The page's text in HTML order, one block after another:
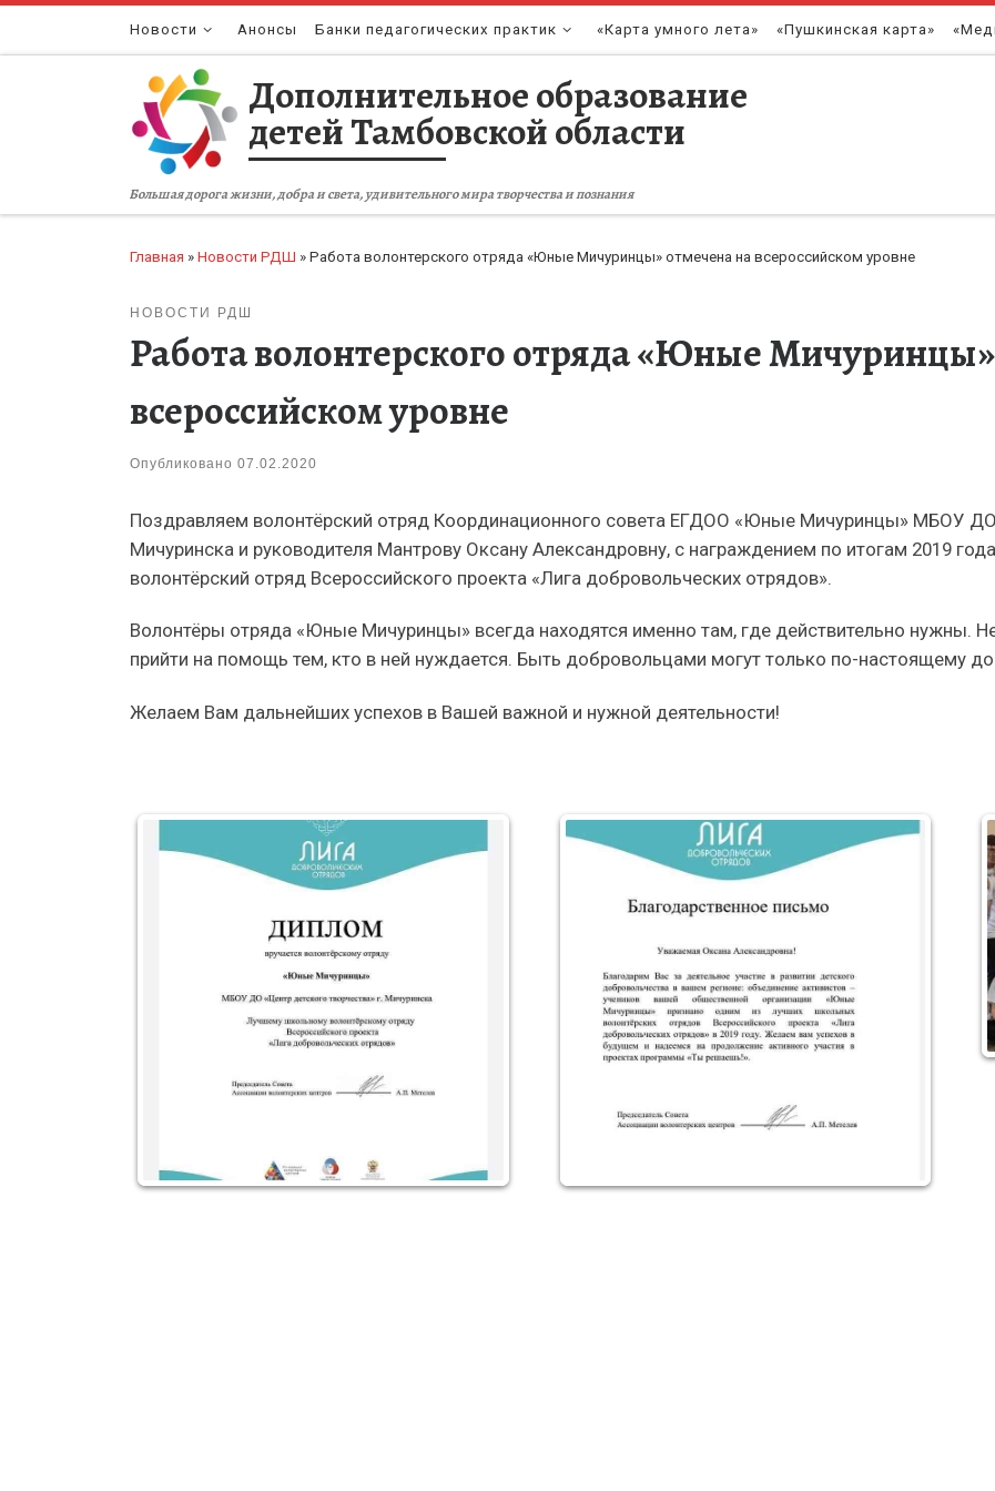
Перейти к содержимому
Новости Анонсы Банки педагогических практик «Карта умного лета» «Пушкинская карта»
Дополнительное образование
детей Тамбовской области
Большая дорога жизни, добра и света, удивительного мира творчества и познания
Главная » Новости РДШ » Работа волонтерского отряда «Юные Мичуринцы» отмечена на всероссийском уровне
НОВОСТИ РДШ
Работа волонтерского отряда «Юные
всероссийском уровне
Опубликовано 07.02.2020
Поздравляем волонтёрский отряд Координационного совета ЕГДОО «Юные Мичуринцы» МБОУ ДО
Мичуринска и руководителя Мантрову Оксану Александровну, с награждением по итогам 2019
волонтёрский отряд Всероссийского проекта «Лига добровольческих отрядов».
Волонтёры отряда «Юные Мичуринцы» всегда находятся именно там, где действительно нужны.
прийти на помощь тем, кто в ней нуждается. Быть добровольцами могут только по-настоящему
Желаем Вам дальнейших успехов в Вашей важной и нужной деятельности!